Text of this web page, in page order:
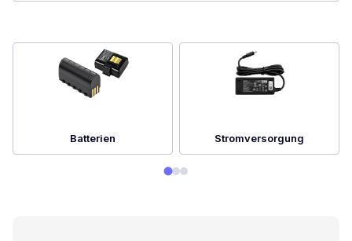
Batterien Stromversorgung